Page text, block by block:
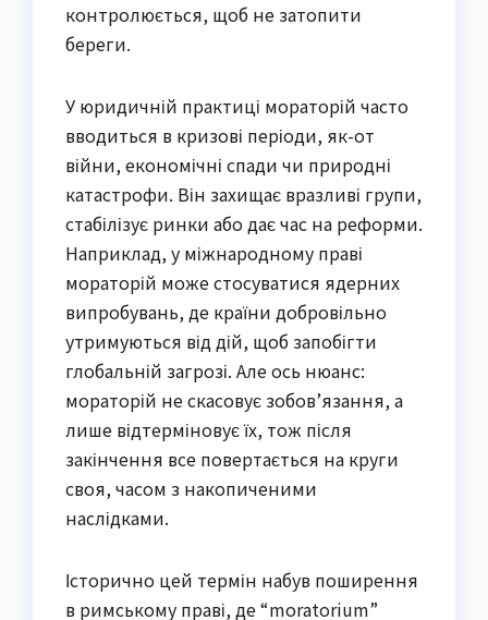
контролюється, щоб не затопити
береги.
У юридичній практиці мораторій часто
вводиться в кризові періоди, як-от
війни, економічні спади чи природні
катастрофи. Він захищає вразливі групи,
стабілізує ринки або дає час на реформи.
Наприклад, у міжнародному праві
мораторій може стосуватися ядерних
випробувань, де країни добровільно
утримуються від дій, щоб запобігти
глобальній загрозі. Але ось нюанс:
мораторій не скасовує зобов’язання, а
лише відтерміновує їх, тож після
закінчення все повертається на круги
своя, часом з накопиченими
наслідками.
Історично цей термін набув поширення
в римському праві, де “moratorium”